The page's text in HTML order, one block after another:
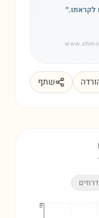
לקראתו.״
שתף
דרוזים
8